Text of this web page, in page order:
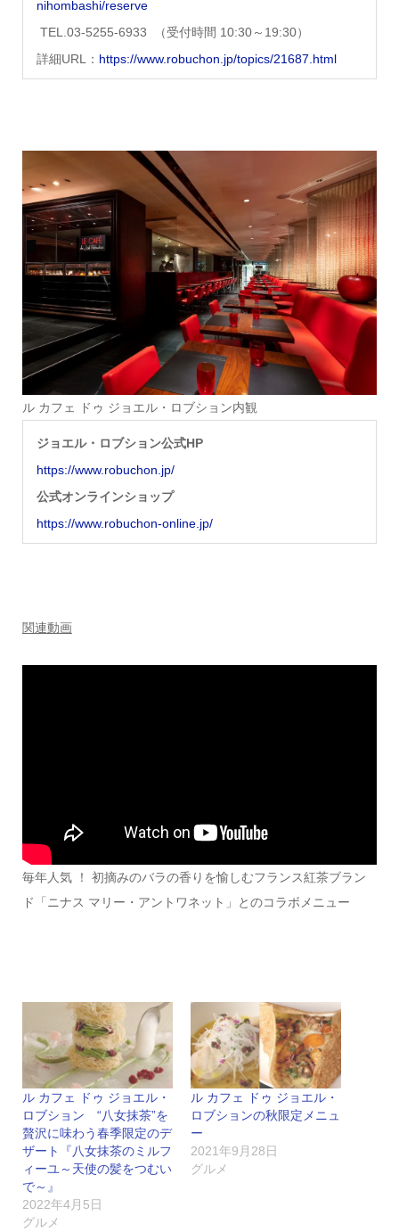
nihombashi/reserve
TEL.03-5255-6933 （受付時間 10:30～19:30）
詳細URL： https://www.robuchon.jp/topics/21687.html
ル カフェ ドゥ ジョエル・ロブション内観
ジョエル・ロブション公式HP
https://www.robuchon.jp/
公式オンラインショップ
https://www.robuchon-online.jp/
関連動画
毎年人気 ！ 初摘みのバラの香りを愉しむフランス紅茶ブラン
ド「ニナス マリー・アントワネット」とのコラボメニュー
ル カフェ ドゥ ジョエル・
ロブション “八女抹茶”を
贅沢に味わう春季限定のデ
ザート『八女抹茶のミルフ
ィーユ～天使の髪をつむい
で～』
2022年4月5日
グルメ
ル カフェ ドゥ ジョエル・
ロブションの秋限定メニュ
ー
2021年9月28日
グルメ